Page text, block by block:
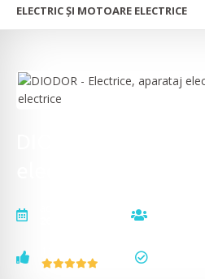
ELECTRIC ȘI MOTOARE ELECTRICE